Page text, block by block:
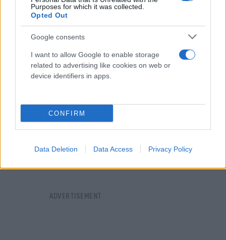
Purposes for which it was collected.
Opted Out
Google consents
I want to allow Google to enable storage
related to advertising like cookies on web or
device identifiers in apps.
CONFIRM
Data Deletion Data Access Privacy Policy
τη θέλουν να έχει ήδηυπογράψει το διαζύγιο με
τον Φελίπε και να ζουν χωριστές ζωές.